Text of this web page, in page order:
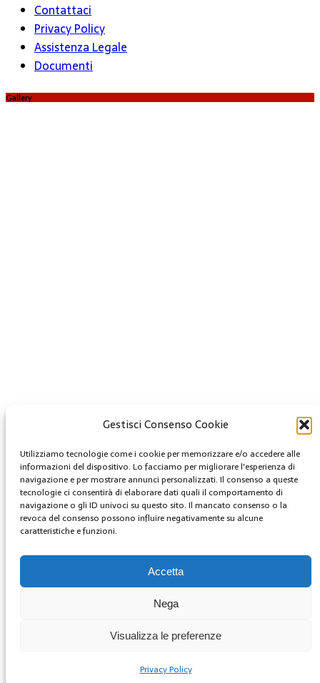
Gestisci Consenso Cookie
Utilizziamo tecnologie come i cookie per memorizzare e/o accedere alle
informazioni del dispositivo. Lo facciamo per migliorare l'esperienza di
navigazione e per mostrare annunci personalizzati. Il consenso a queste
tecnologie ci consentirà di elaborare dati quali il comportamento di
navigazione o gli ID univoci su questo sito. Il mancato consenso o la
revoca del consenso possono influire negativamente su alcune
caratteristiche e funzioni.
Accetta
Nega
Visualizza le preferenze
Privacy Policy
Contattaci
Privacy Policy
Assistenza Legale
Documenti
Gallery
Questa opera è concessa in licenza con i termini
CC BY 4.0
MENU
youtube
Copyright © 2025 | GestoriCarburanti